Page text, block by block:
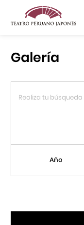
Centro
Galería
Año